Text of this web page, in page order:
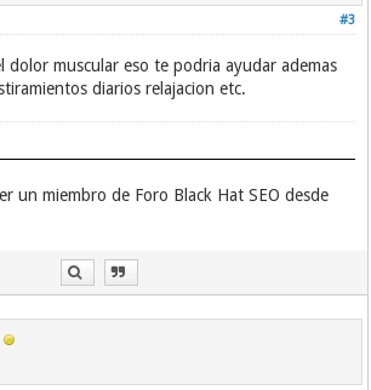
#3
dolor muscular eso te podria ayudar ademas
diarios relajacion etc.
un miembro de Foro Black Hat SEO desde